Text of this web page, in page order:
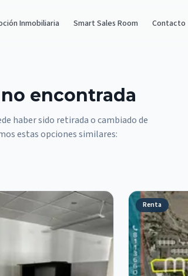
Inmobiliaria Smart Sales Room Contacto
encontrada
haber sido retirada o cambiado de
estas opciones similares:
Renta